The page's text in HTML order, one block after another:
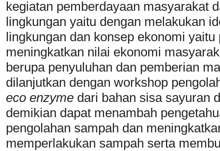
kegiatan pemberdayaan masyarakat
lingkungan yaitu dengan melakukan
lingkungan dan konsep ekonomi
meningkatkan nilai ekonomi
berupa penyuluhan dan pemberian
dilanjutkan dengan workshop
eco enzyme dari bahan sisa sayuran
demikian dapat menambah
pengolahan sampah dan
memperlakukan sampah serta